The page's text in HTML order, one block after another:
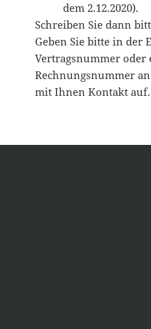
dem 2.12.2020).
Schreiben Sie dann
Geben Sie bitte in der
Vertragsnummer oder
Rechnungsnummer
mit Ihnen Kontakt auf.